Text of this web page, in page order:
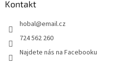
Kontakt
hobal@email.cz
724 562 260
Najdete nás na Facebooku